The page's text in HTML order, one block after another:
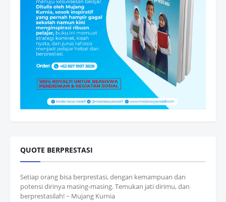
QUOTE BERPRESTASI
Setiap orang bisa berprestasi, dengan kemampuan dan
potensi dirinya masing-masing. Temukan jati dirimu, dan
berprestasilah! ~ Mujang Kurnia